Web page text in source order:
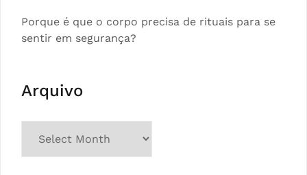
Porque é que o corpo precisa de rituais para se
sentir em segurança?
Arquivo